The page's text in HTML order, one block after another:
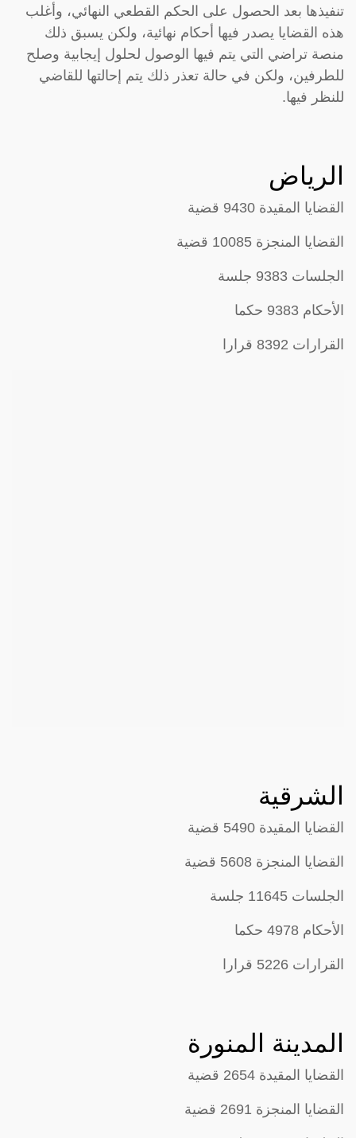
تنفيذها بعد الحصول على الحكم القطعي النهائي، وأغلب
هذه القضايا يصدر فيها أحكام نهائية، ولكن يسبق ذلك
منصة تراضي التي يتم فيها الوصول لحلول إيجابية وصلح
للطرفين، ولكن في حالة تعذر ذلك يتم إحالتها للقاضي
للنظر فيها.
الرياض
القضايا المقيدة 9430 قضية
القضايا المنجزة 10085 قضية
الجلسات 9383 جلسة
الأحكام 9383 حكما
القرارات 8392 قرارا
الشرقية
القضايا المقيدة 5490 قضية
القضايا المنجزة 5608 قضية
الجلسات 11645 جلسة
الأحكام 4978 حكما
القرارات 5226 قرارا
المدينة المنورة
القضايا المقيدة 2654 قضية
القضايا المنجزة 2691 قضية